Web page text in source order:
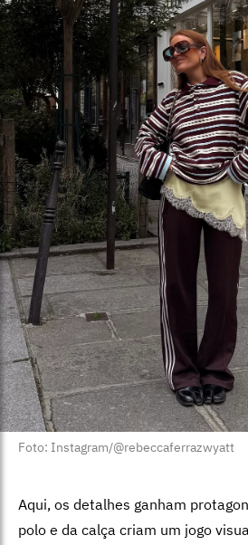
Foto: Instagram/@rebeccaferrazwyatt
Aqui, os detalhes ganham
polo e da calça criam um jogo